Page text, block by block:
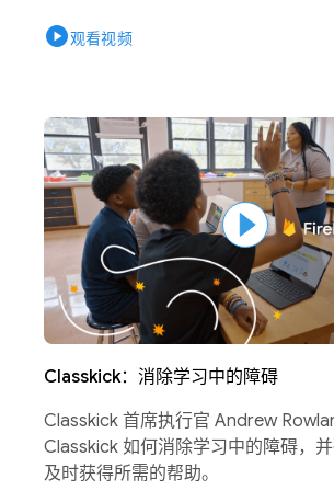
play_circle观看视频
Classkick：消除学习中的障碍
Classkick 首席执行官 Andrew
Classkick 如何消除学习中的障碍，
及时获得所需的帮助。